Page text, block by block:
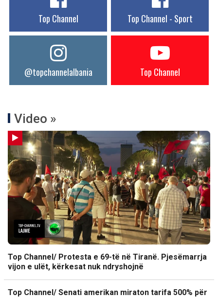
Top Channel Top Channel - Sport
@topchannelalbania Top Channel
Video »
Top Channel/ Protesta e 69-të në Tiranë. Pjesëmarrja
vijon e ulët, kërkesat nuk ndryshojnë
Top Channel/ Senati amerikan miraton tarifa 500% për